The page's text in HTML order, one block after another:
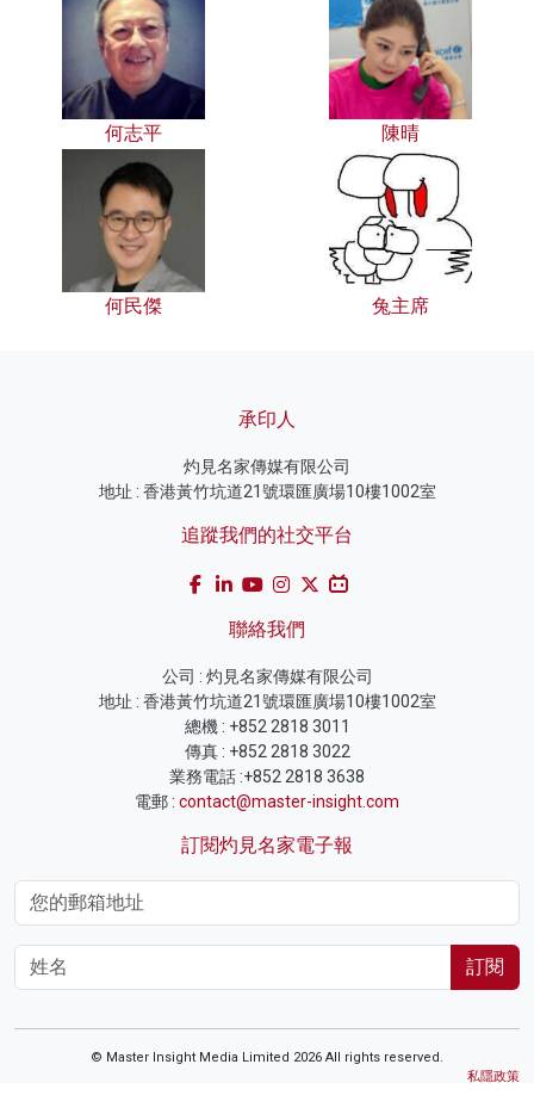
何志平 陳晴
何民傑 兔主席
承印人
灼見名家傳媒有限公司
地址 : 香港黃竹坑道21號環匯廣場10樓1002室
追蹤我們的社交平台
聯絡我們
公司 : 灼見名家傳媒有限公司
地址 : 香港黃竹坑道21號環匯廣場10樓1002室
總機 : +852 2818 3011
傳真 : +852 2818 3022
業務電話 :+852 2818 3638
電郵 : contact@master-insight.com
訂閱灼見名家電子報
訂閱
© Master Insight Media Limited 2026 All rights reserved.
私隱政策